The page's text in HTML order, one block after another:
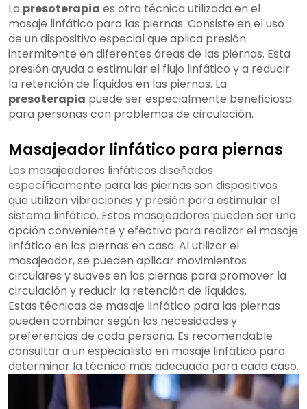
La presoterapia es otra técnica utilizada en el
masaje linfático para las piernas. Consiste en el uso
de un dispositivo especial que aplica presión
intermitente en diferentes áreas de las piernas. Esta
presión ayuda a estimular el flujo linfático y a reducir
la retención de líquidos en las piernas. La
presoterapia puede ser especialmente beneficiosa
para personas con problemas de circulación.
Masajeador linfático para piernas
Los masajeadores linfáticos diseñados
específicamente para las piernas son dispositivos
que utilizan vibraciones y presión para estimular el
sistema linfático. Estos masajeadores pueden ser una
opción conveniente y efectiva para realizar el masaje
linfático en las piernas en casa. Al utilizar el
masajeador, se pueden aplicar movimientos
circulares y suaves en las piernas para promover la
circulación y reducir la retención de líquidos.
Estas técnicas de masaje linfático para las piernas
pueden combinar según las necesidades y
preferencias de cada persona. Es recomendable
consultar a un especialista en masaje linfático para
determinar la técnica más adecuada para cada caso.